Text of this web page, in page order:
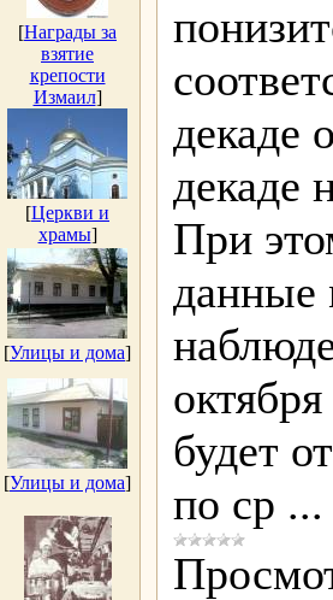
[Награды за
взятие
крепости
Измаил]
[Церкви и
храмы]
[Улицы и дома]
[Улицы и дома]
декаде
декаде
При
данные
будет
по ср